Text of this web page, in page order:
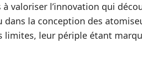
valoriser l’innovation qui
dans la conception des
limites, leur périple étant